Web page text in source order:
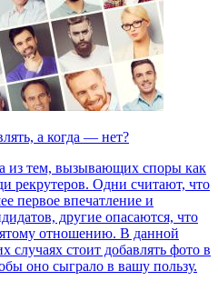
а когда — нет?
из тем, вызывающих споры как
рекрутеров. Одни считают, что
первое впечатление и
другие опасаются, что
отношению. В данной
случаях стоит добавлять фото в
оно сыграло в вашу пользу.